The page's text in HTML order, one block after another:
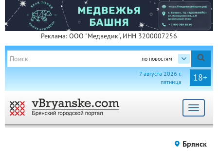
Реклама: ООО "Медведик", ИНН 3200007256
по новостям
18+
7 августа 2026 г.
пятница
Toggle
Брянск